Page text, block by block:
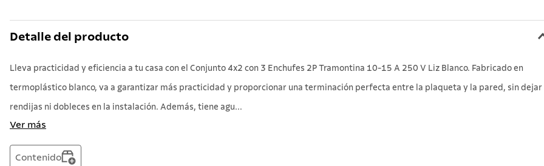
Detalle del producto
Lleva practicidad y eficiencia a tu casa con el Conjunto 4x2 con 3 Enchufes 2P Tramontina 10-15 A 250 V Liz Blanco. Fabricado en
termoplástico blanco, va a garantizar más practicidad y proporcionar una terminación perfecta entre la plaqueta y la pared, sin dejar
rendijas ni dobleces en la instalación. Además, tiene agu...
Ver más
Contenido